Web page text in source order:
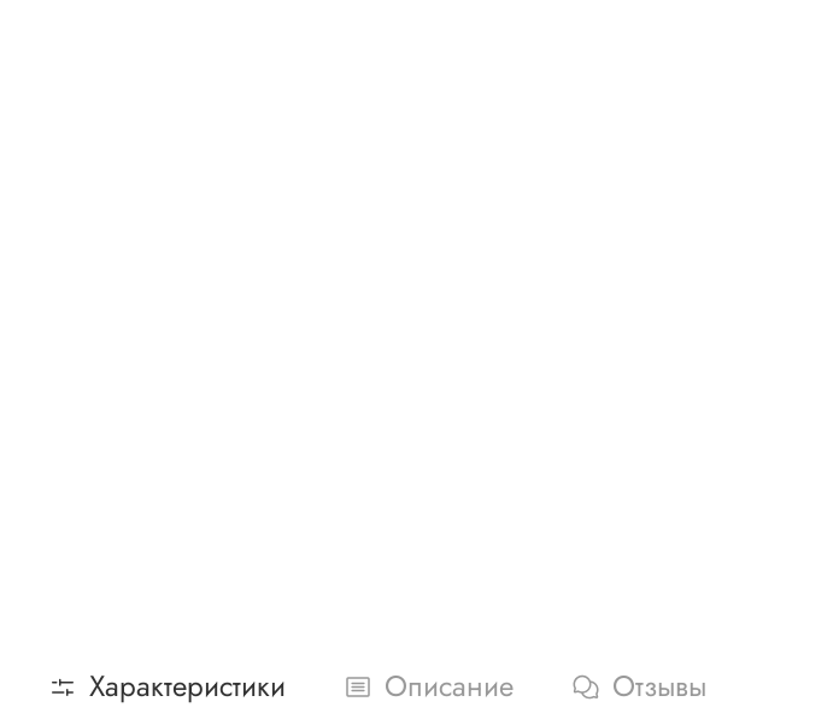
Характеристики Описание Отзывы